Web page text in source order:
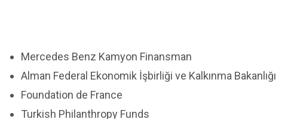
Mercedes Benz Kamyon Finansman
Alman Federal Ekonomik İşbirliği ve Kalkınma Bakanlığı
Foundation de France
Turkish Philanthropy Funds